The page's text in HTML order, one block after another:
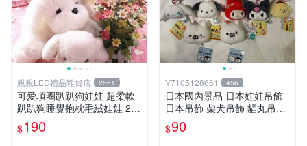
親親LED禮品雜貨店 2561
可愛項圈趴趴狗娃娃 超柔軟
趴趴狗睡覺抱枕毛絨娃娃 25
公分白色狗狗抱枕娃娃 生日
禮物
$190
Y7105128661 456
日本國內景品 日本娃娃吊飾
日本吊飾 柴犬吊飾 貓丸吊飾
庫洛米吊飾 大耳狗吊飾 布丁
狗吊飾 帕恰狗吊飾 天竺鼠車
$90